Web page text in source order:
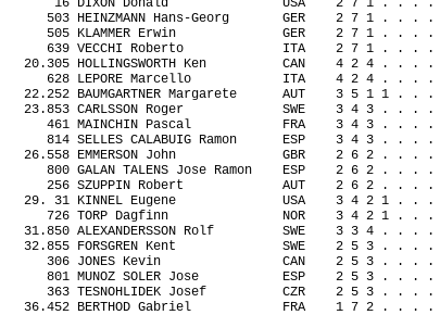
16 DIXON Donald
USA 2 7 1 . . .
503 HEINZMANN Hans-Georg
GER 2 7 1 . . .
505 KLAMMER Erwin
GER 2 7 1 . . .
639 VECCHI Roberto
ITA 2 7 1 . . .
20.305 HOLLINGSWORTH Ken
CAN 4 2 4 . . .
628 LEPORE Marcello
ITA 4 2 4 . . .
22.252 BAUMGARTNER Margarete
AUT 3 5 1 1 . .
23.853 CARLSSON Roger
SWE 3 4 3 . . .
461 MAINCHIN Pascal
FRA 3 4 3 . . .
814 SELLES CALABUIG Ramon
ESP 3 4 3 . . .
26.558 EMMERSON John
GBR 2 6 2 . . .
800 GALAN TALENS Jose Ramon
ESP 2 6 2 . . .
256 SZUPPIN Robert
AUT 2 6 2 . . .
29. 31 KINNEL Eugene
USA 3 4 2 1 . .
726 TORP Dagfinn
NOR 3 4 2 1 . .
31.850 ALEXANDERSSON Rolf
SWE 3 3 4 . . .
32.855 FORSGREN Kent
SWE 2 5 3 . . .
306 JONES Kevin
CAN 2 5 3 . . .
801 MUNOZ SOLER Jose
ESP 2 5 3 . . .
363 TESNOHLIDEK Josef
CZR 2 5 3 . . .
36.452 BERTHOD Gabriel
FRA 1 7 2 . . .